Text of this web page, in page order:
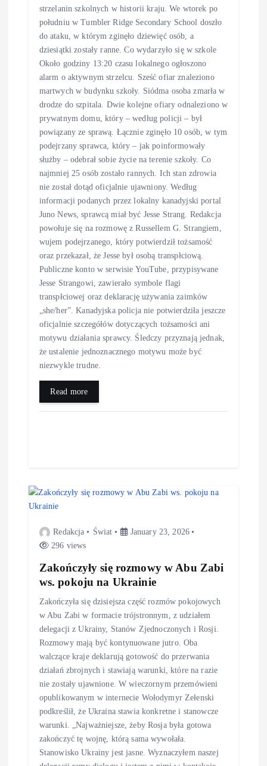
strzelanin szkolnych w historii kraju. We wtorek po
południu w Tumbler Ridge Secondary School doszło
do ataku, w którym zginęło dziewięć osób, a
dziesiątki zostały ranne. Co wydarzyło się w szkole
Około godziny 13:20 czasu lokalnego ogłoszono
alarm o aktywnym strzelcu. Sześć ofiar znaleziono
martwych w budynku szkoły. Siódma osoba zmarła w
drodze do szpitala. Dwie kolejne ofiary odnaleziono w
prywatnym domu, który – według policji – był
powiązany ze sprawą. Łącznie zginęło 10 osób, w tym
podejrzany sprawca, który – jak poinformowały
służby – odebrał sobie życie na terenie szkoły. Co
najmniej 25 osób zostało rannych. Ich stan zdrowia
nie został dotąd oficjalnie ujawniony. Według
informacji podanych przez lokalny kanadyjski portal
Juno News, sprawcą miał być Jesse Strang. Redakcja
powołuje się na rozmowę z Russellem G. Strangiem,
wujem podejrzanego, który potwierdził tożsamość
oraz przekazał, że Jesse był osobą transpłciową.
Publiczne konto w serwisie YouTube, przypisywane
Jesse Strangowi, zawierało symbole flagi
transpłciowej oraz deklarację używania zaimków
„she/her”. Kanadyjska policja nie potwierdziła jeszcze
oficjalnie szczegółów dotyczących tożsamości ani
motywu działania sprawcy. Śledczy przyznają jednak,
że ustalenie jednoznacznego motywu może być
niezwykle trudne.
Read more
Redakcja Świat
January 23, 2026
296 views
Zakończyły się rozmowy w Abu Zabi
ws. pokoju na Ukrainie
Zakończyła się dzisiejsza część rozmów pokojowych
w Abu Zabi w formacie trójstronnym, z udziałem
delegacji z Ukrainy, Stanów Zjednoczonych i Rosji.
Rozmowy mają być kontynuowane jutro. Oba
walczące kraje deklarują gotowość do przerwania
działań zbrojnych i stawiają warunki, które na razie
nie zostały ujawnione. W wieczornym przemówieni
opublikowanym w internecie Wołodymyr Zełenski
podkreślił, że Ukraina stawia konkretne i stanowcze
warunki. „Najważniejsze, żeby Rosja była gotowa
zakończyć tę wojnę, którą sama wywołała.
Stanowisko Ukrainy jest jasne. Wyznaczyłem naszej